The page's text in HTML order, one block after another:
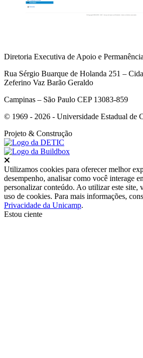
Diretoria Executiva de Apoio e
Rua Sérgio Buarque de Holanda 251 –
Zeferino Vaz Barão Geraldo
Campinas – São Paulo CEP 13083-859
© 1969 - 2026 - Universidade Estadual de
Projeto & Construção
Utilizamos cookies para oferecer melhor
desempenho, analisar como você interage
personalizar conteúdo. Ao utilizar este site,
uso de cookies. Para mais informações,
Privacidade da Unicamp.
Estou ciente